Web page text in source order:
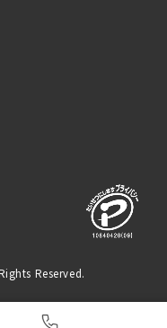
Reserved.